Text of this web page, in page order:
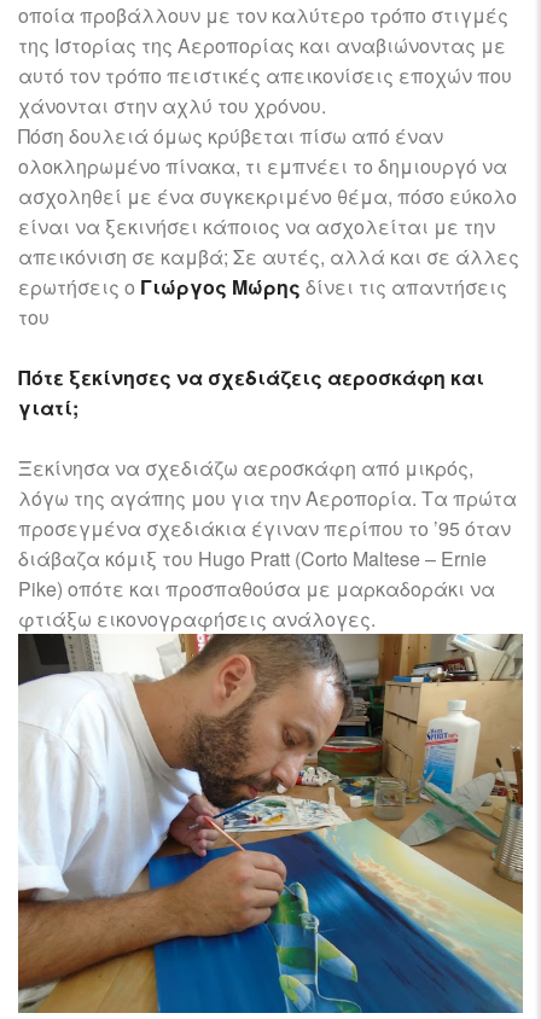
οποία προβάλλουν με τον καλύτερο τρόπο στιγμές
της Ιστορίας της Αεροπορίας και αναβιώνοντας με
αυτό τον τρόπο πειστικές απεικονίσεις εποχών που
χάνονται στην αχλύ του χρόνου.
Πόση δουλειά όμως κρύβεται πίσω από έναν
ολοκληρωμένο πίνακα, τι εμπνέει το δημιουργό να
ασχοληθεί με ένα συγκεκριμένο θέμα, πόσο εύκολο
είναι να ξεκινήσει κάποιος να ασχολείται με την
απεικόνιση σε καμβά; Σε αυτές, αλλά και σε άλλες
ερωτήσεις ο Γιώργος Μώρης δίνει τις απαντήσεις
του
Πότε ξεκίνησες να σχεδιάζεις αεροσκάφη και
γιατί;
Ξεκίνησα να σχεδιάζω αεροσκάφη από μικρός,
λόγω της αγάπης μου για την Αεροπορία. Τα πρώτα
προσεγμένα σχεδιάκια έγιναν περίπου το ’95 όταν
διάβαζα κόμιξ του Hugo Pratt (Corto Maltese – Ernie
Pike) οπότε και προσπαθούσα με μαρκαδοράκι να
φτιάξω εικονογραφήσεις ανάλογες.